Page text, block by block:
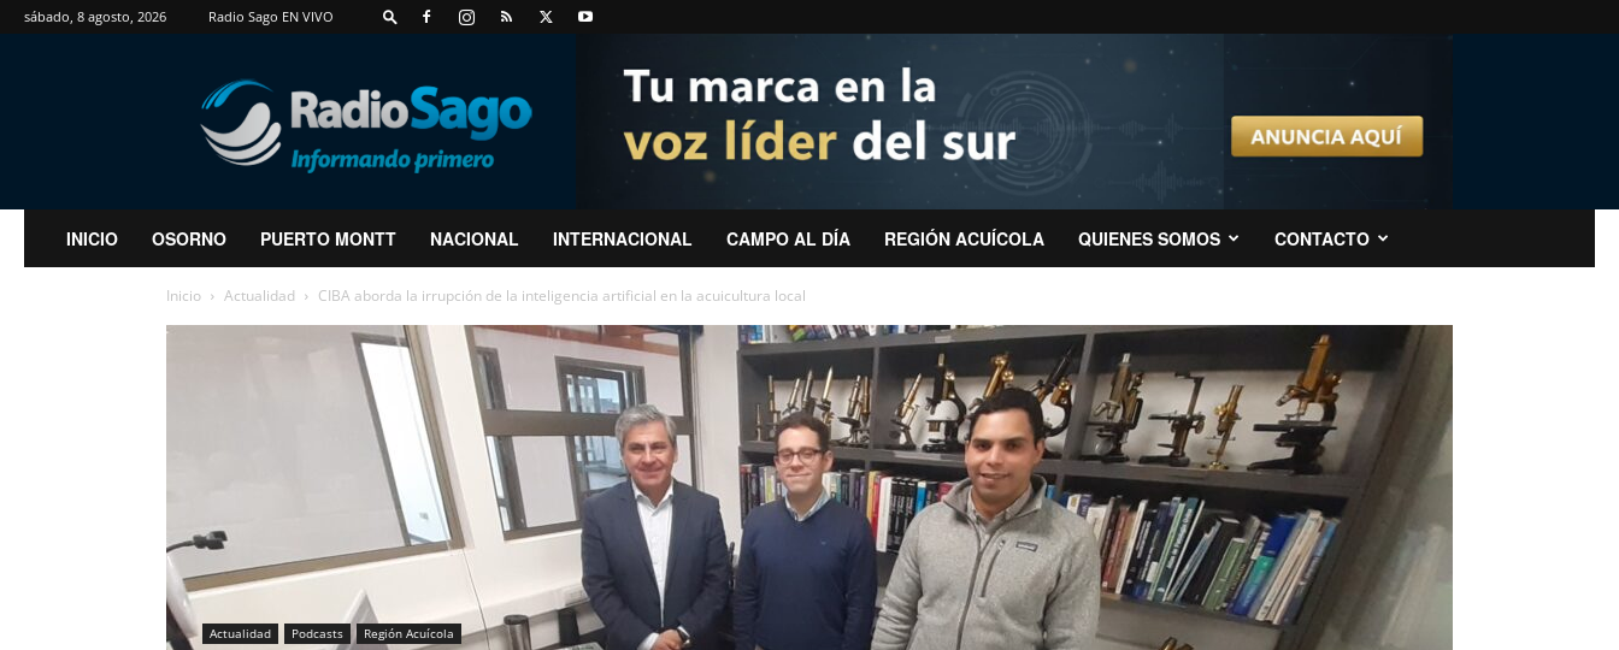
sábado, 8 agosto, 2026 Radio Sago EN VIVO
RadioSago
INICIO OSORNO PUERTO MONTT NACIONAL INTERNACIONAL CAMPO AL DÍA REGIÓN ACUÍCOLA QUIENES SOMOS CONTACTO
Inicio Actualidad CIBA aborda la irrupción de la inteligencia artificial en la acuicultura local
Actualidad Podcasts Región Acuícola